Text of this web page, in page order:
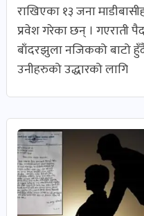
ब्लग
पोष्ट
राखिएका १३ जना
प्रवेश गरेका छन् । गएराती
बाँदरझुला नजिकको बाटो
उनीहरुको उद्धारको लागि